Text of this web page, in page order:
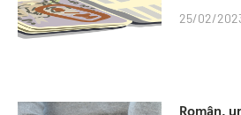
25/02/